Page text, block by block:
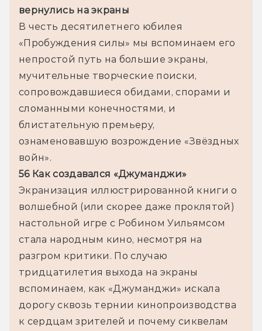
вернулись на экраны
В честь десятилетнего юбилея
«Пробуждения силы» мы вспоминаем его
непростой путь на большие экраны,
мучительные творческие поиски,
сопровождавшиеся обидами, спорами и
сломанными конечностями, и
блистательную премьеру,
ознаменовавшую возрождение «Звёздных
войн».
56 Как создавался «Джуманджи»
Экранизация иллюстрированной книги о
волшебной (или скорее даже проклятой)
настольной игре с Робином Уильямсом
стала народным кино, несмотря на
разгром критики. По случаю
тридцатилетия выхода на экраны
вспоминаем, как «Джуманджи» искала
дорогу сквозь тернии кинопроизводства
к сердцам зрителей и почему сиквелам